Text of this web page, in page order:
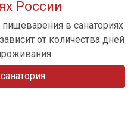
России
в санаториях
от количества дней